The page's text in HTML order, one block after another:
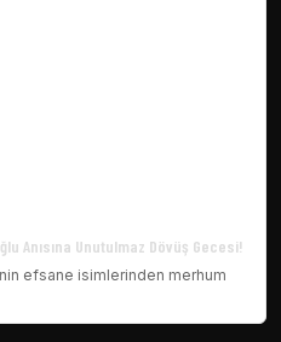
Anısına Unutulmaz Dövüş Gecesi!
efsane isimlerinden merhum